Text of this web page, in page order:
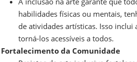
habilidades físicas ou mentais,
de atividades artísticas. Isso
torná-los acessíveis a todos.
Fortalecimento da Comunidade